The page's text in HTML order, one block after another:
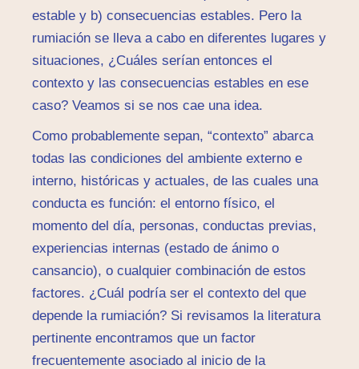
estable y b) consecuencias estables. Pero la
rumiación se lleva a cabo en diferentes lugares y
situaciones, ¿Cuáles serían entonces el
contexto y las consecuencias estables en ese
caso? Veamos si se nos cae una idea.
Como probablemente sepan, “contexto” abarca
todas las condiciones del ambiente externo e
interno, históricas y actuales, de las cuales una
conducta es función: el entorno físico, el
momento del día, personas, conductas previas,
experiencias internas (estado de ánimo o
cansancio), o cualquier combinación de estos
factores. ¿Cuál podría ser el contexto del que
depende la rumiación? Si revisamos la literatura
pertinente encontramos que un factor
frecuentemente asociado al inicio de la